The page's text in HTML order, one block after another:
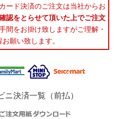
ード決済のご注文は当社からお
認をとらせて頂いた上でご注文
間をお掛け致しますがご理解・
願い致します。
ニ決済一覧（前払）